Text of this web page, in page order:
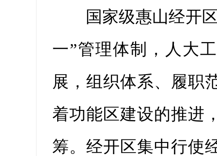
国家级惠山经开区
一”管理体制，人大
展，组织体系、履职
着功能区建设的推进
筹。经开区集中行使